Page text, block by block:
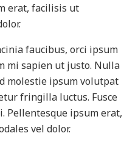
erat, facilisis ut
faucibus, orci ipsum
mi sapien ut justo. Nulla
molestie ipsum volutpat
fringilla luctus. Fusce
Pellentesque ipsum erat,
vel dolor.